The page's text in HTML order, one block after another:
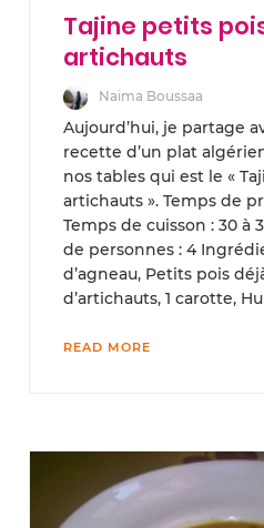
Tajine petits
artichauts
Naima Boussaa
Aujourd’hui, je partage
recette d’un plat
nos tables qui est le «
artichauts ». Temps de
Temps de cuisson : 30 à
de personnes : 4
d’agneau, Petits pois
d’artichauts, 1 carotte,
READ MORE